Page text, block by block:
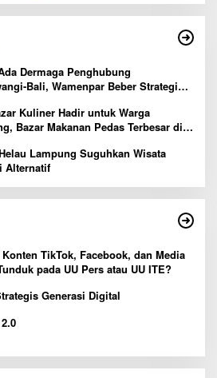
Dermaga Penghubung
Bali, Wamenpar Beber Strategi
Kuliner Hadir untuk Warga
Bazar Makanan Pedas Terbesar di
Lampung Suguhkan Wisata
Alternatif
TikTok, Facebook, dan Media
pada UU Pers atau UU ITE?
Generasi Digital